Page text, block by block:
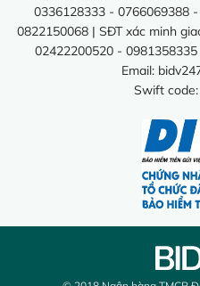
0336128333 - 0766069388
0822150068 | SĐT xác minh
02422200520 -
Email:
Swift